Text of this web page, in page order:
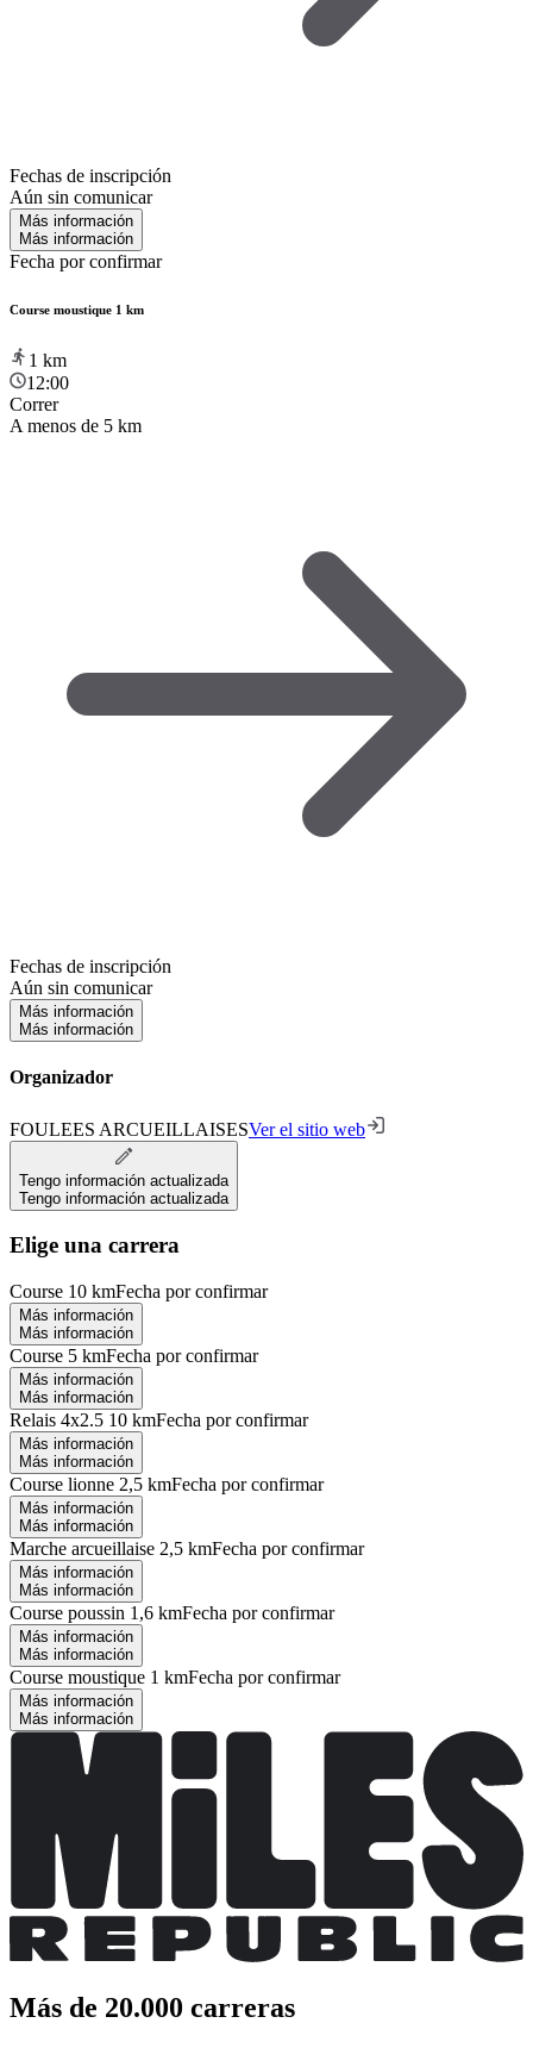
Fechas de inscripción
Aún sin comunicar
Más información
Más información
Fecha por confirmar
Course moustique 1 km
1 km
12:00
Correr
A menos de 5 km
Fechas de inscripción
Aún sin comunicar
Más información
Más información
Organizador
FOULEES ARCUEILLAISESVer el sitio web
Tengo información actualizada
Tengo información actualizada
Elige una carrera
Course 10 kmFecha por confirmar
Más información
Más información
Course 5 kmFecha por confirmar
Más información
Más información
Relais 4x2.5 10 kmFecha por confirmar
Más información
Más información
Course lionne 2,5 kmFecha por confirmar
Más información
Más información
Marche arcueillaise 2,5 kmFecha por confirmar
Más información
Más información
Course poussin 1,6 kmFecha por confirmar
Más información
Más información
Course moustique 1 kmFecha por confirmar
Más información
Más información
Más de 20.000 carreras